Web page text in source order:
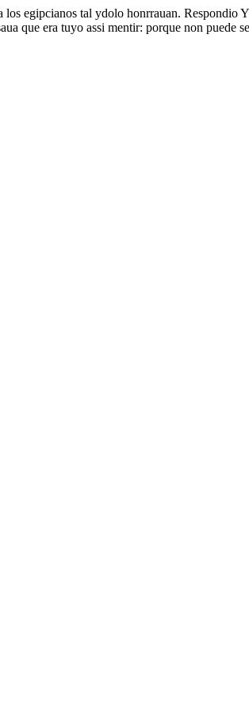
los egipcianos tal ydolo honrrauan.
que era tuyo assi mentir: porque non puede